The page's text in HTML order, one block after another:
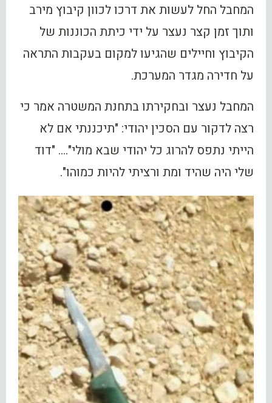
המחבל החל לעשות את דרכו לכוון קיבוץ מירב
ותוך זמן קצר נעצר על ידי כיתת הכוננות של
הקיבוץ וחיילים שהגיעו למקום בעקבות התראה
על חדירה מגדר המערכת.
המחבל נעצר ובחקירתו בתחנת המשטרה אמר כי
רצה לדקור עם הסכין יהודי: "תיכננתי אם לא
הייתי נתפס להרוג כל יהודי שבא מולי"…. "דוד
שלי היה שהיד ומת ורציתי להיות כמוהו".